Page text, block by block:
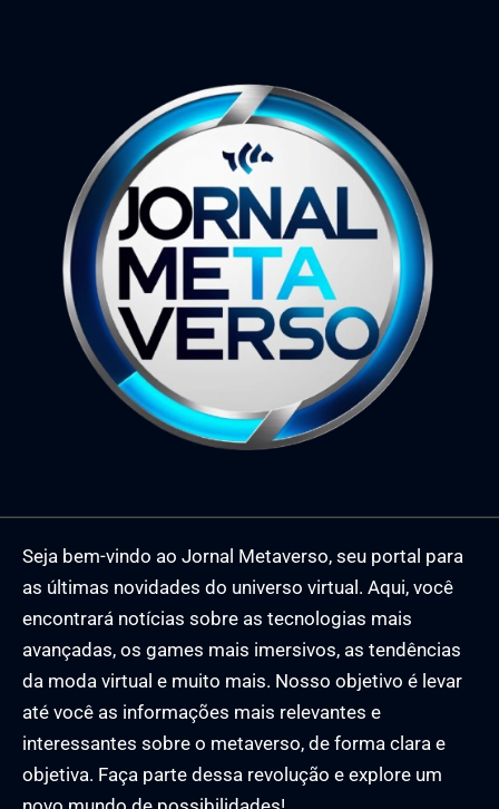
Seja bem-vindo ao Jornal Metaverso, seu portal para
as últimas novidades do universo virtual. Aqui, você
encontrará notícias sobre as tecnologias mais
avançadas, os games mais imersivos, as tendências
da moda virtual e muito mais. Nosso objetivo é levar
até você as informações mais relevantes e
interessantes sobre o metaverso, de forma clara e
objetiva. Faça parte dessa revolução e explore um